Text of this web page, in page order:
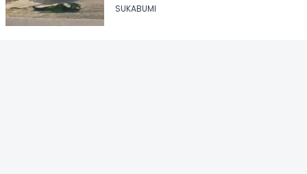
SUKABUMI